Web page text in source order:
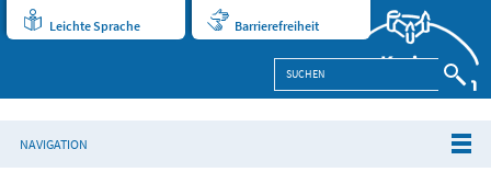
Leichte Sprache Barrierefreiheit
NAVIGATION